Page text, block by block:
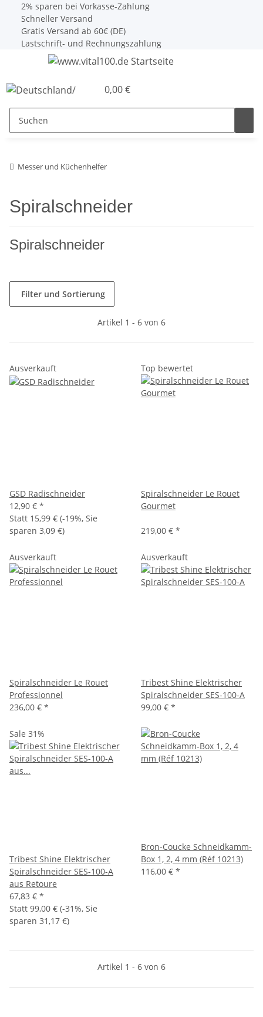
2% sparen bei Vorkasse-Zahlung
Schneller Versand
Gratis Versand ab 60€ (DE)
Lastschrift- und Rechnungszahlung
0,00 €
Messer und Küchenhelfer
Spiralschneider
Spiralschneider
Filter und Sortierung
Artikel 1 - 6 von 6
Ausverkauft
GSD Radischneider
12,90 € *
Statt 15,99 € (-19%, Sie
sparen 3,09 €)
Top bewertet
Spiralschneider Le Rouet
Gourmet
219,00 € *
Ausverkauft
Spiralschneider Le Rouet
Professionnel
236,00 € *
Ausverkauft
Tribest Shine Elektrischer
Spiralschneider SES-100-A
99,00 € *
Sale 31%
Tribest Shine Elektrischer
Spiralschneider SES-100-A
aus Retoure
67,83 € *
Statt 99,00 € (-31%, Sie
sparen 31,17 €)
Bron-Coucke Schneidkamm-
Box 1, 2, 4 mm (Réf 10213)
116,00 € *
Artikel 1 - 6 von 6